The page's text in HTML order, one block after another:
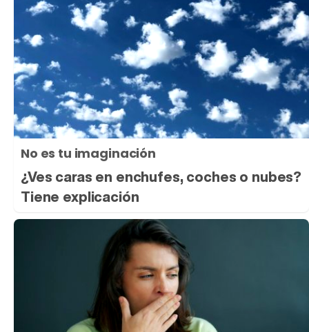
No es tu imaginación
¿Ves caras en enchufes, coches o nubes?
Tiene explicación